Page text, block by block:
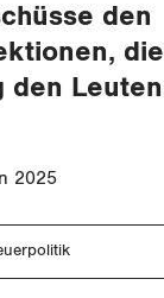
den
die
den Leuten
2025